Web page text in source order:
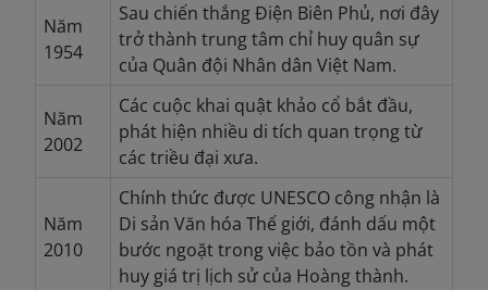
Năm
1954
Sau chiến thắng Điện Biên Phủ, nơi đây
trở thành trung tâm chỉ huy quân sự
của Quân đội Nhân dân Việt Nam.
Năm
2002
Các cuộc khai quật khảo cổ bắt đầu,
phát hiện nhiều di tích quan trọng từ
các triều đại xưa.
Năm
2010
Chính thức được UNESCO công nhận là
Di sản Văn hóa Thế giới, đánh dấu một
bước ngoặt trong việc bảo tồn và phát
huy giá trị lịch sử của Hoàng thành.